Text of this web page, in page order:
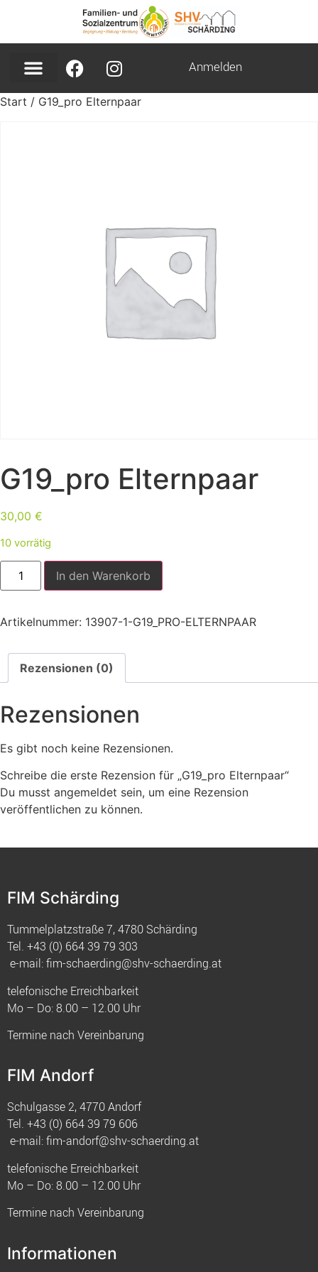
Anmelden
Start / G19_pro Elternpaar
G19_pro Elternpaar
30,00 €
10 vorrätig
In den Warenkorb
Artikelnummer: 13907-1-G19_PRO-ELTERNPAAR
Rezensionen (0)
Rezensionen
Es gibt noch keine Rezensionen.
Schreibe die erste Rezension für „G19_pro Elternpaar“
Du musst angemeldet sein, um eine Rezension
veröffentlichen zu können.
FIM Schärding
Tummelplatzstraße 7, 4780 Schärding
Tel. +43 (0) 664 39 79 303
e-mail:fim-schaerding@shv-schaerding.at
telefonische Erreichbarkeit
Mo – Do: 8.00 – 12.00 Uhr
Termine nach Vereinbarung
FIM Andorf
Schulgasse 2, 4770 Andorf
Tel. +43 (0) 664 39 79 606
e-mail:fim-andorf@shv-schaerding.at
telefonische Erreichbarkeit
Mo – Do: 8.00 – 12.00 Uhr
Termine nach Vereinbarung
Informationen